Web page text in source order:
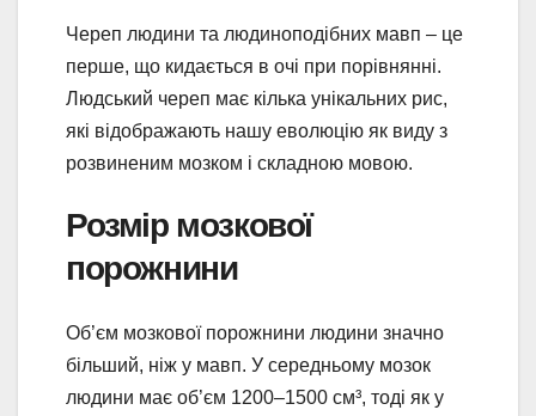
Череп людини та людиноподібних мавп – це
перше, що кидається в очі при порівнянні.
Людський череп має кілька унікальних рис,
які відображають нашу еволюцію як виду з
розвиненим мозком і складною мовою.
Розмір мозкової
порожнини
Об’єм мозкової порожнини людини значно
більший, ніж у мавп. У середньому мозок
людини має об’єм 1200–1500 см³, тоді як у